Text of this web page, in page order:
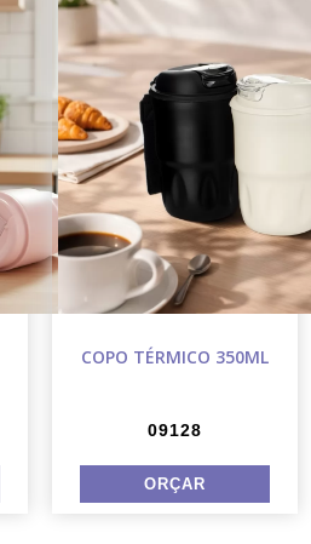
COPO TÉRMICO 350ML
09128